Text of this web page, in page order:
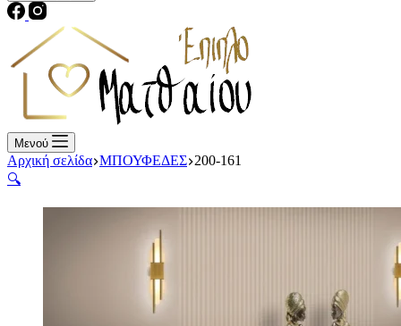
Μενού
Αρχική σελίδα ΜΠΟΥΦΕΔΕΣ 200-161
🔍